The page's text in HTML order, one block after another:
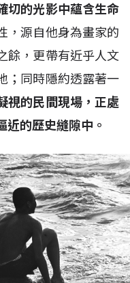
切的光影中蘊含生命
，源自他身為畫家的
餘，更帶有近乎人文
；同時隱約透露著一
視的民間現場，正處
近的歷史縫隙中。